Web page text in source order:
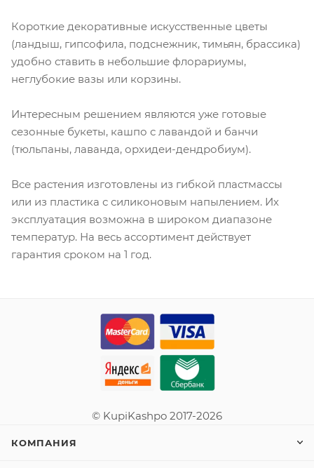
Короткие декоративные искусственные цветы
(ландыш, гипсофила, подснежник, тимьян, брассика)
удобно ставить в небольшие флорариумы,
неглубокие вазы или корзины.
Интересным решением являются уже готовые
сезонные букеты, кашпо с лавандой и банчи
(тюльпаны, лаванда, орхидеи-дендробиум).
Все растения изготовлены из гибкой пластмассы
или из пластика с силиконовым напылением. Их
эксплуатация возможна в широком диапазоне
температур. На весь ассортимент действует
гарантия сроком на 1 год.
© KupiKashpo 2017-2026
КОМПАНИЯ